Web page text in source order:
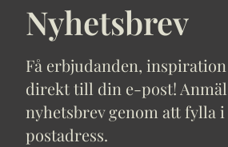
Nyhetsbrev
Få erbjudanden,
direkt till din e-post!
nyhetsbrev genom att fylla
postadress.